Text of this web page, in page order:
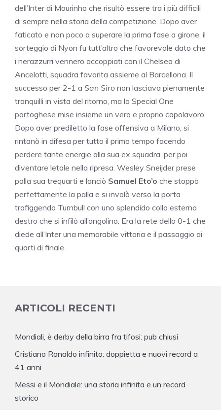
dell’Inter di Mourinho che risultò essere tra i più difficili
di sempre nella storia della competizione. Dopo aver
faticato e non poco a superare la prima fase a girone, il
sorteggio di Nyon fu tutt’altro che favorevole dato che
i nerazzurri vennero accoppiati con il Chelsea di
Ancelotti, squadra favorita assieme al Barcellona. Il
successo per 2-1 a San Siro non lasciava pienamente
tranquilli in vista del ritorno, ma lo Special One
portoghese mise insieme un vero e proprio capolavoro.
Dopo aver prediletto la fase offensiva a Milano, si
rintanò in difesa per tutto il primo tempo facendo
perdere tante energie alla sua ex squadra, per poi
diventare letale nella ripresa. Wesley Sneijder prese
palla sua trequarti e lanciò Samuel Eto’o che stoppò
perfettamente la palla e si involò verso la porta
trafiggendo Turnbull con uno splendido collo esterno
destro che si infilò all’angolino. Era la rete dello 0-1 che
diede all’Inter una memorabile vittoria e il passaggio ai
quarti di finale.
ARTICOLI RECENTI
Mondiali, è derby della birra fra tifosi: pub chiusi
Cristiano Ronaldo infinito: doppietta e nuovi record a
41 anni
Messi e il Mondiale: una storia infinita e un record
storico